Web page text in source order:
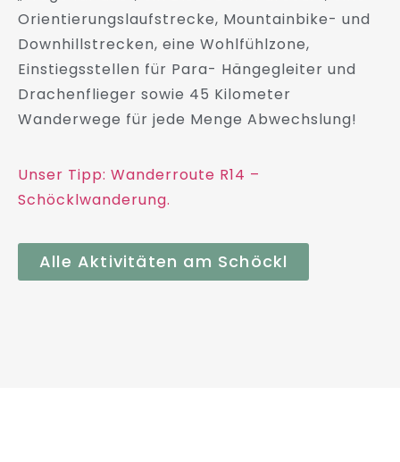
Orientierungslaufstrecke, Mountainbike- und
Downhillstrecken, eine Wohlfühlzone,
Einstiegsstellen für Para- Hängegleiter und
Drachenflieger sowie 45 Kilometer
Wanderwege für jede Menge Abwechslung!
Unser Tipp: Wanderroute R14 –
Schöcklwanderung.
Alle Aktivitäten am Schöckl